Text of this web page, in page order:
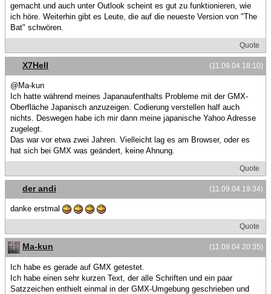
gemacht und auch unter Outlook scheint es gut zu funktionieren, wie
ich höre. Weiterhin gibt es Leute, die auf die neueste Version von "The
Bat" schwören.
Quote
(11.09.04 18:10)
X7Hell
@Ma-kun
Ich hatte während meines Japanaufenthalts Probleme mit der GMX-
Oberfläche Japanisch anzuzeigen. Codierung verstellen half auch
nichts. Deswegen habe ich mir dann meine japanische Yahoo Adresse
zugelegt.
Das war vor etwa zwei Jahren. Vielleicht lag es am Browser, oder es
hat sich bei GMX was geändert, keine Ahnung.
Quote
(11.09.04 19:34)
der andi
danke erstmal
Quote
(11.09.04 20:35)
Ma-kun
Ich habe es gerade auf GMX getestet.
Ich habe einen sehr kurzen Text, der alle Schriften und ein paar
Satzzeichen enthielt einmal in der GMX-Umgebung geschrieben und